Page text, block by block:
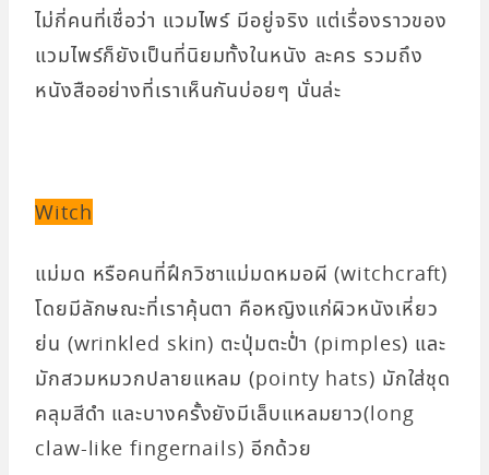
ไม่กี่คนที่เชื่อว่า แวมไพร์ มีอยู่จริง แต่เรื่องราวของ
แวมไพร์ก็ยังเป็นที่นิยมทั้งในหนัง ละคร รวมถึง
หนังสืออย่างที่เราเห็นกันบ่อยๆ นั่นล่ะ
Witch
แม่มด หรือคนที่ฝึกวิชาแม่มดหมอผี (witchcraft)
โดยมีลักษณะที่เราคุ้นตา คือหญิงแก่ผิวหนังเหี่ยว
ย่น (wrinkled skin) ตะปุ่มตะป่ำ (pimples) และ
มักสวมหมวกปลายแหลม (pointy hats) มักใส่ชุด
คลุมสีดำ และบางครั้งยังมีเล็บแหลมยาว(long
claw-like fingernails) อีกด้วย